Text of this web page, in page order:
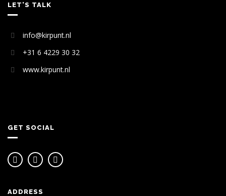
LET’S TALK
info@kirpunt.nl
+31 6 4229 30 32
www.kirpunt.nl
GET SOCIAL
ADDRESS